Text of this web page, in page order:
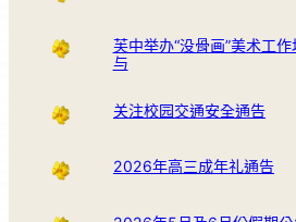
芙中举办“没骨画”美术工
与
关注校园交通安全通告
2026年高三成年礼通告